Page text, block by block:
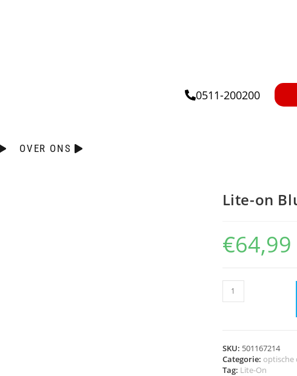
OVER ONS
0511-200200
Lite-on
€64,99
SKU: 501167214
Categorie: optische
Tag: Lite-On